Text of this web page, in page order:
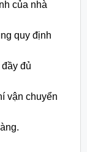
của nhà
quy định
đủ
vận chuyển